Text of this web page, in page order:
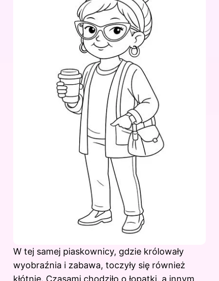
W tej samej piaskownicy, gdzie królowały
wyobraźnia i zabawa, toczyły się również